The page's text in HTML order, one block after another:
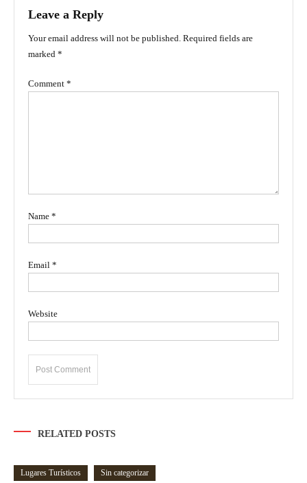
Leave a Reply
Your email address will not be published. Required fields are
marked *
Comment *
Name *
Email *
Website
RELATED POSTS
Lugares Turísticos Sin categorizar